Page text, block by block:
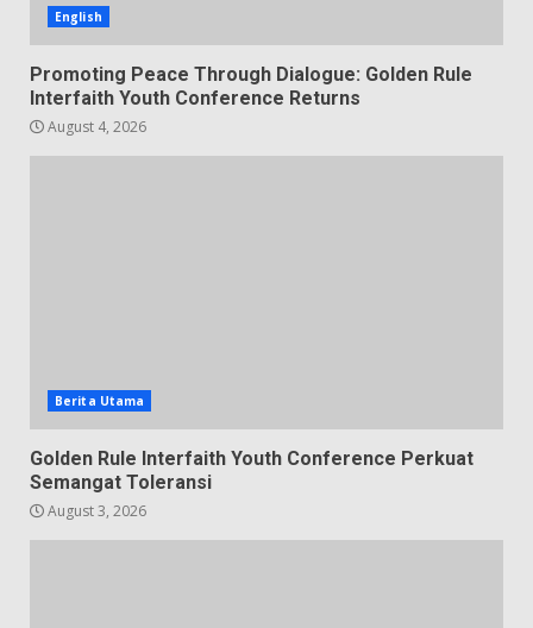
English
Promoting Peace Through Dialogue: Golden Rule
Interfaith Youth Conference Returns
August 4, 2026
Berita Utama
Golden Rule Interfaith Youth Conference Perkuat
Semangat Toleransi
August 3, 2026